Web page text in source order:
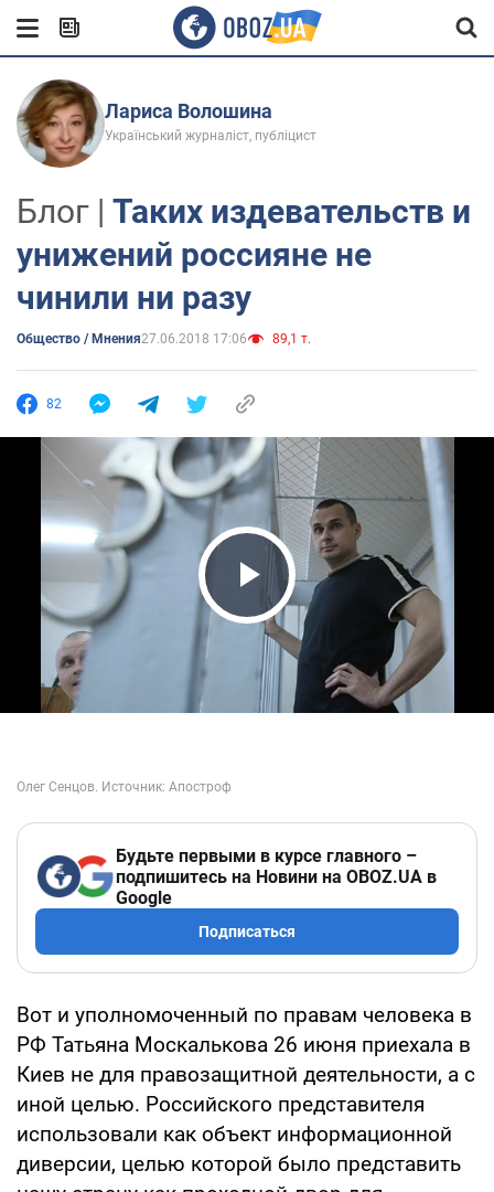
Лариса Волошина
Український журналіст, публіцист
Блог | Таких издевательств и
унижений россияне не
чинили ни разу
Общество / Мнения27.06.2018 17:06 89,1 т.
82
Play Video
Будьте первыми в курсе главного –
подпишитесь на Новини на OBOZ.UA в
Google
Подписаться
Вот и уполномоченный по правам человека в
РФ Татьяна Москалькова 26 июня приехала в
Киев не для правозащитной деятельности, а с
иной целью. Российского представителя
использовали как объект информационной
диверсии, целью которой было представить